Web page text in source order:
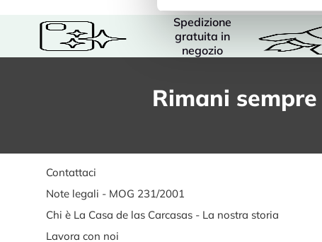
Spedizione
gratuita in
negozio
Rimani
Contattaci
Note legali - MOG 231/2001
Chi è La Casa de las Carcasas - La nostra storia
Lavora con noi